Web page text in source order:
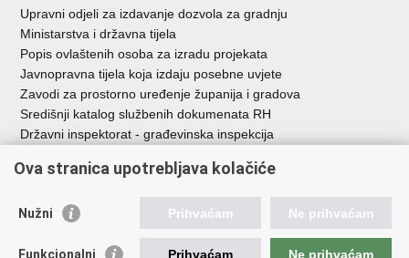
Upravni odjeli za izdavanje dozvola za gradnju
Ministarstva i državna tijela
Popis ovlaštenih osoba za izradu projekata
Javnopravna tijela koja izdaju posebne uvjete
Zavodi za prostorno uređenje županija i gradova
Središnji katalog službenih dokumenata RH
Državni inspektorat - građevinska inspekcija
Vlada Republike Hrvatske
Ova stranica upotrebljava kolačiće
Nužni Prihvaćam Ne prihvaćam
Funkcionalni Prihvaćam Ne prihvaćam